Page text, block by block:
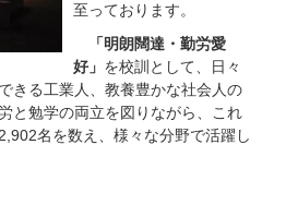
至っております。
「明朗闊達・勤労愛
好」 を校訓として、日々
きる工業人、教養豊かな社会人の
と勉学の両立を図りながら、これ
名を数え、様々な分野で活躍し